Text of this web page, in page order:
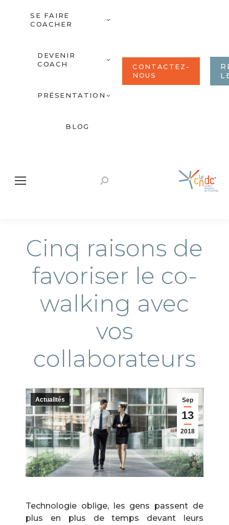
SE FAIRE
COACHER
DEVENIR
COACH
PRÉSENTATION
BLOG
CONTACTEZ-
NOUS
Recherche
Cinq raisons de
favoriser le co-
walking avec
vos
collaborateurs
Sep
13
2018
Actualités
Technologie oblige, les gens passent de
plus en plus de temps devant leurs